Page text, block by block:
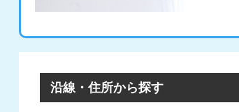
沿線・住所から探す